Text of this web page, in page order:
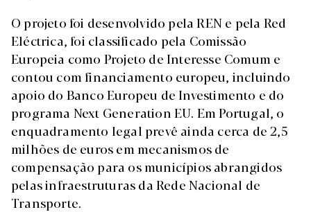
O projeto foi desenvolvido pela REN e pela Red
Eléctrica, foi classificado pela Comissão
Europeia como Projeto de Interesse Comum e
contou com financiamento europeu, incluindo
apoio do Banco Europeu de Investimento e do
programa Next Generation EU. Em Portugal, o
enquadramento legal prevê ainda cerca de 2,5
milhões de euros em mecanismos de
compensação para os municípios abrangidos
pelas infraestruturas da Rede Nacional de
Transporte.